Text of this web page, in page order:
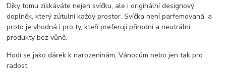
Díky tomu získáváte nejen svíčku, ale i originální designový
doplněk, který zútulní každý prostor. Svíčka není parfemovaná, a
proto je vhodná i pro ty, kteří preferují přírodní a neutrální
produkty bez vůně.
Hodí se jako dárek k narozeninám, Vánocům nebo jen tak pro
radost.